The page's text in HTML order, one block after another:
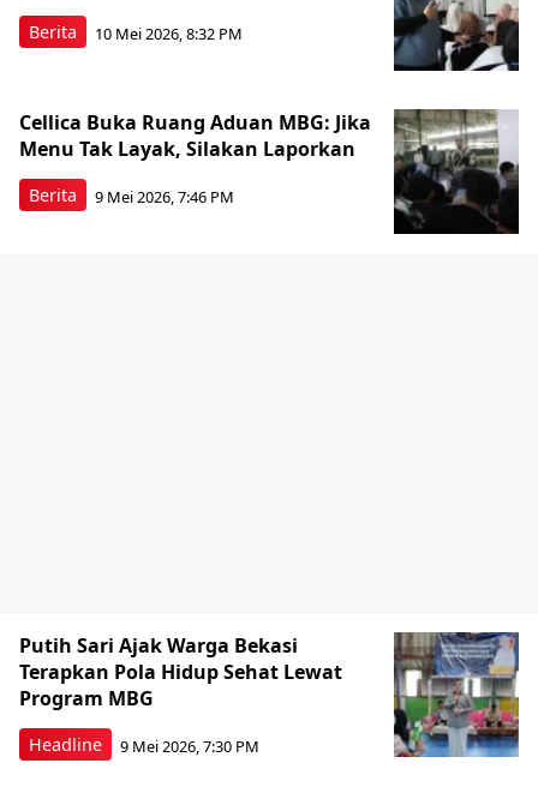
Berita 10 Mei 2026, 8:32 PM
Berita
Cellica Buka Ruang Aduan MBG: Jika
Menu Tak Layak, Silakan Laporkan
9 Mei 2026, 7:46 PM
Headline
Putih Sari Ajak Warga Bekasi
Terapkan Pola Hidup Sehat Lewat
Program MBG
9 Mei 2026, 7:30 PM